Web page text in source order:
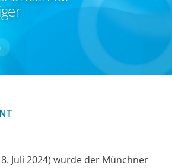
Juli 2024) wurde der Münchner